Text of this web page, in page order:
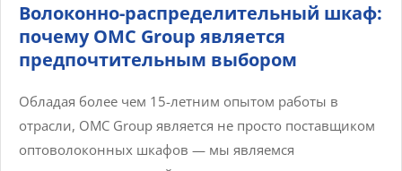
Волоконно-распределительный шкаф:
почему OMC Group является
предпочтительным выбором
Обладая более чем 15-летним опытом работы в
отрасли, OMC Group является не просто поставщиком
оптоволоконных шкафов — мы являемся